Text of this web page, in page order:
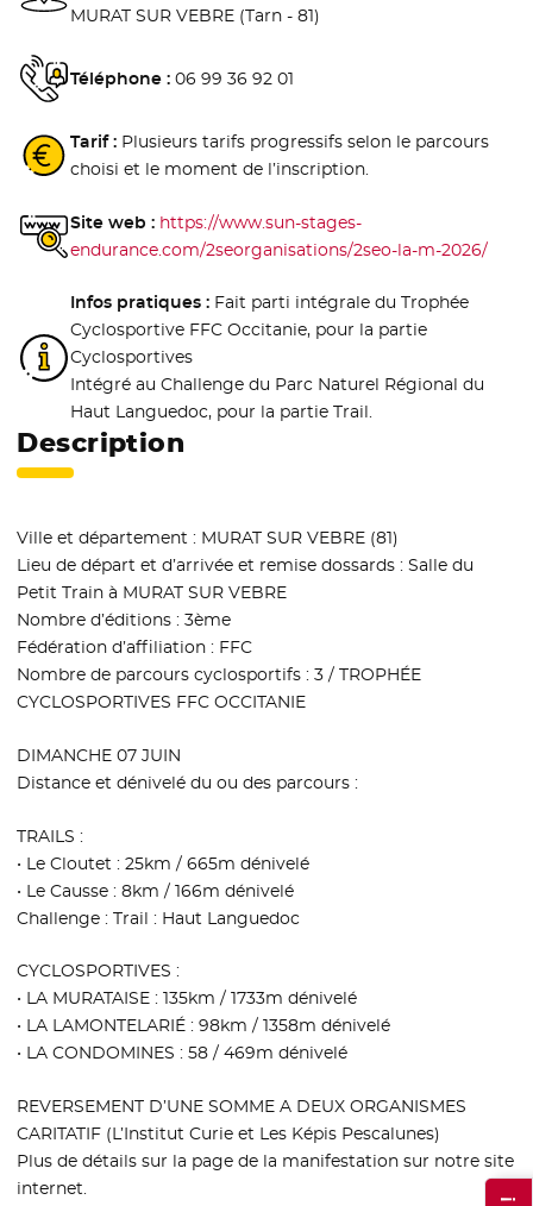
MURAT SUR VEBRE (Tarn - 81)
Téléphone : 06 99 36 92 01
Tarif : Plusieurs tarifs progressifs selon le parcours
choisi et le moment de l’inscription.
Site web : https://www.sun-stages-
endurance.com/2seorganisations/2seo-la-m-2026/
Infos pratiques : Fait parti intégrale du Trophée
Cyclosportive FFC Occitanie, pour la partie
Cyclosportives
Intégré au Challenge du Parc Naturel Régional du
Haut Languedoc, pour la partie Trail.
Description
Ville et département : MURAT SUR VEBRE (81)
Lieu de départ et d’arrivée et remise dossards : Salle du
Petit Train à MURAT SUR VEBRE
Nombre d’éditions : 3ème
Fédération d’affiliation : FFC
Nombre de parcours cyclosportifs : 3 / TROPHÉE
CYCLOSPORTIVES FFC OCCITANIE
DIMANCHE 07 JUIN
Distance et dénivelé du ou des parcours :
TRAILS :
• Le Cloutet : 25km / 665m dénivelé
• Le Causse : 8km / 166m dénivelé
Challenge : Trail : Haut Languedoc
CYCLOSPORTIVES :
• LA MURATAISE : 135km / 1733m dénivelé
• LA LAMONTELARIÉ : 98km / 1358m dénivelé
• LA CONDOMINES : 58 / 469m dénivelé
REVERSEMENT D’UNE SOMME A DEUX ORGANISMES
CARITATIF (L’Institut Curie et Les Képis Pescalunes)
Plus de détails sur la page de la manifestation sur notre site
internet.